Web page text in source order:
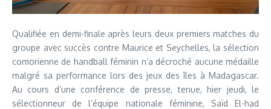
Qualifiée en demi-finale après leurs deux premiers matches du
groupe avec succès contre Maurice et Seychelles, la sélection
comorienne de handball féminin n’a décroché aucune médaille
malgré sa performance lors des jeux des îles à Madagascar.
Au cours d’une conférence de presse, tenue, hier jeudi, le
sélectionneur de l’équipe nationale féminine, Saïd El-had